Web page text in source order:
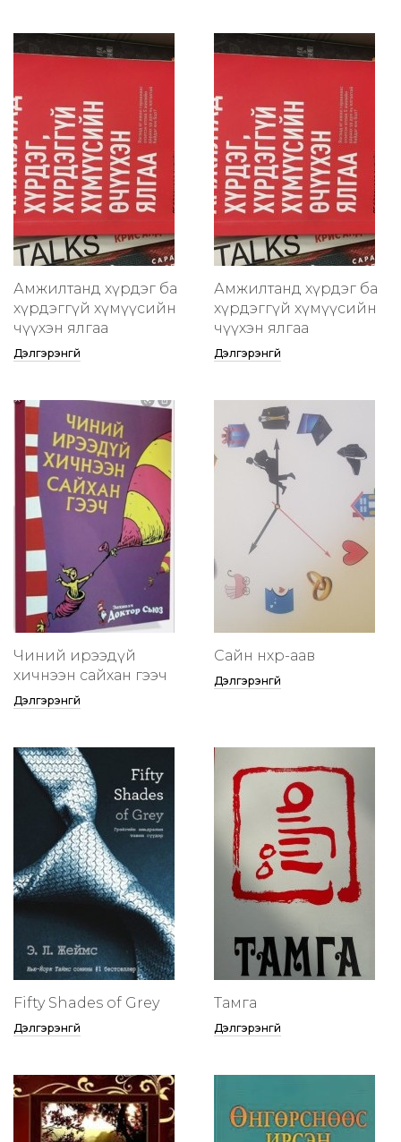
Амжилтанд хүрдэг ба
хүрдэггүй хүмүүсийн
өчүүхэн ялгаа
Дэлгэрэнгүй
Амжилтанд хүрдэг ба
хүрдэггүй хүмүүсийн
өчүүхэн ялгаа
Дэлгэрэнгүй
Чиний ирээдүй
хичнээн сайхан гээч
Дэлгэрэнгүй
Сайн нөхөр-аав
Дэлгэрэнгүй
Fifty Shades of Grey
Дэлгэрэнгүй
Тамга
Дэлгэрэнгүй